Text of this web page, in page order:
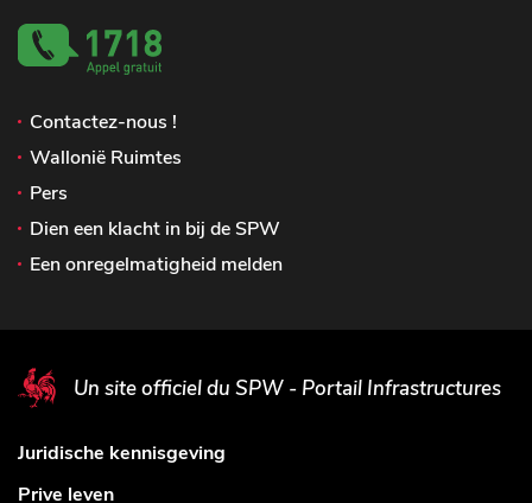
Contactez-nous !
Wallonië Ruimtes
Pers
Dien een klacht in bij de SPW
Een onregelmatigheid melden
Un site officiel du SPW - Portail Infrastructures
Juridische kennisgeving
Prive leven